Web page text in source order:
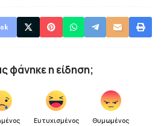
φάνηκε η είδηση;
Ευτυχισμένος Θυμωμένος